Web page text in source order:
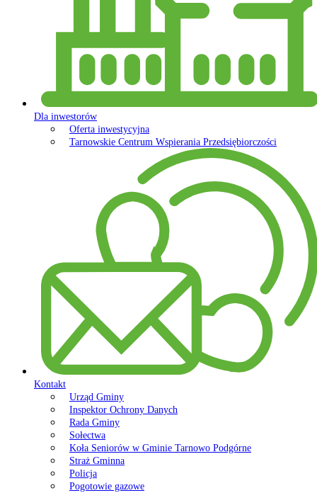
Dla inwestorów
Oferta inwestycyjna
Tarnowskie Centrum Wspierania Przedsiębiorczości
Kontakt
Urząd Gminy
Inspektor Ochrony Danych
Rada Gminy
Sołectwa
Koła Seniorów w Gminie Tarnowo Podgórne
Straż Gminna
Policja
Pogotowie gazowe